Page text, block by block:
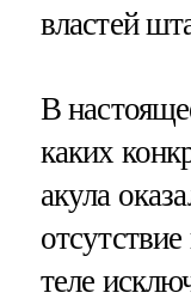
властей
В
каких
акула
теле